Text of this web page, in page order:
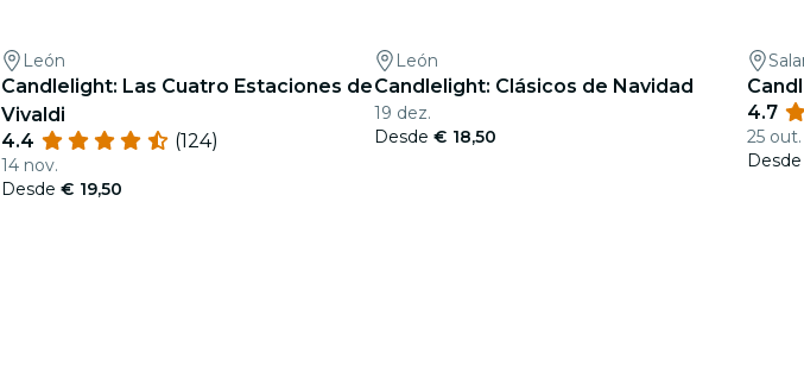
León
Candlelight: Las Cuatro Estaciones de
Vivaldi
4.4
(124)
14 nov.
Desde € 19,50
León
Candlelight: Clásicos de Navidad
19 dez.
Desde € 18,50
4.7
25